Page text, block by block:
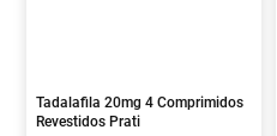
Tadalafila 20mg 4 Comprimidos
Revestidos Prati
9º Vitamina D